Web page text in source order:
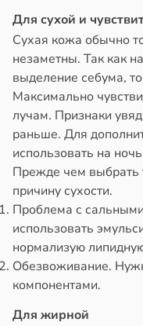
Для сухой и
Сухая кожа обычно
незаметны. Так как
выделение себума,
Максимально
лучам. Признаки
раньше. Для
использовать на
Прежде чем выбрать
причину сухости.
Проблема с
использовать
нормализую
Обезвоживание.
компонентами.
Для жирной